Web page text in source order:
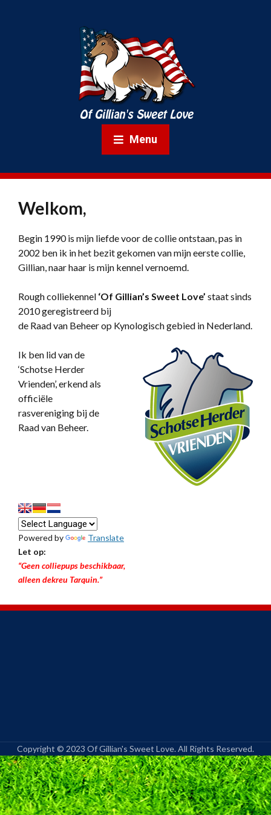
Menu
Welkom,
Begin 1990 is mijn liefde voor de collie ontstaan, pas in
2002 ben ik in het bezit gekomen van mijn eerste collie,
Gillian, naar haar is mijn kennel vernoemd.
Rough colliekennel ‘Of Gillian’s Sweet Love’ staat sinds
2010 geregistreerd bij
de Raad van Beheer op Kynologisch gebied in Nederland.
Ik ben lid van de
‘Schotse Herder
Vrienden’, erkend als
officiële
rasvereniging bij de
Raad van Beheer.
Powered by
Translate
Let op:
“Geen colliepups beschikbaar,
alleen dekreu Tarquin.”
Copyright © 2023 Of Gillian's Sweet Love. All Rights Reserved.